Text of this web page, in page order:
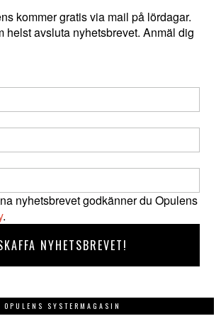
kommer gratis via mail på lördagar.
helst avsluta nyhetsbrevet. Anmäl dig
nyhetsbrevet godkänner du Opulens
.
OPULENS SYSTERMAGASIN